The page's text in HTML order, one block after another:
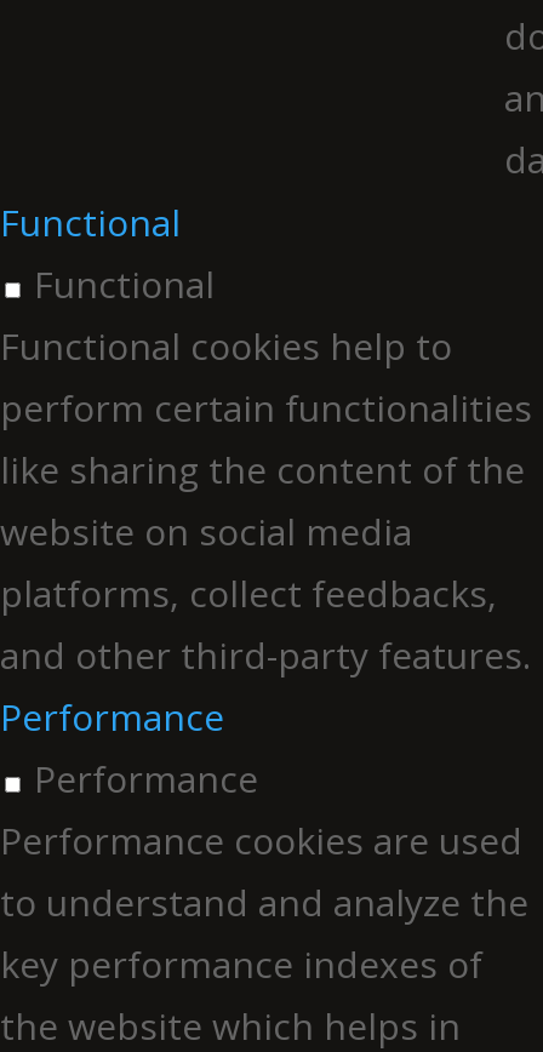
Functional
Functional
Functional cookies help to
perform certain functionalities
like sharing the content of the
website on social media
platforms, collect feedbacks,
and other third-party features.
Performance
Performance
Performance cookies are used
to understand and analyze the
key performance indexes of
the website which helps in